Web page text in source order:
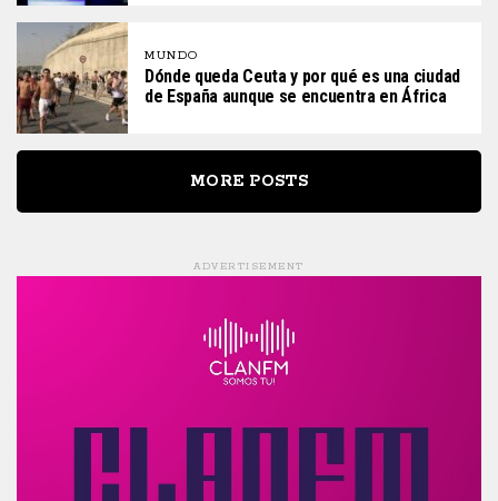
MUNDO
Dónde queda Ceuta y por qué es una ciudad
de España aunque se encuentra en África
MORE POSTS
ADVERTISEMENT